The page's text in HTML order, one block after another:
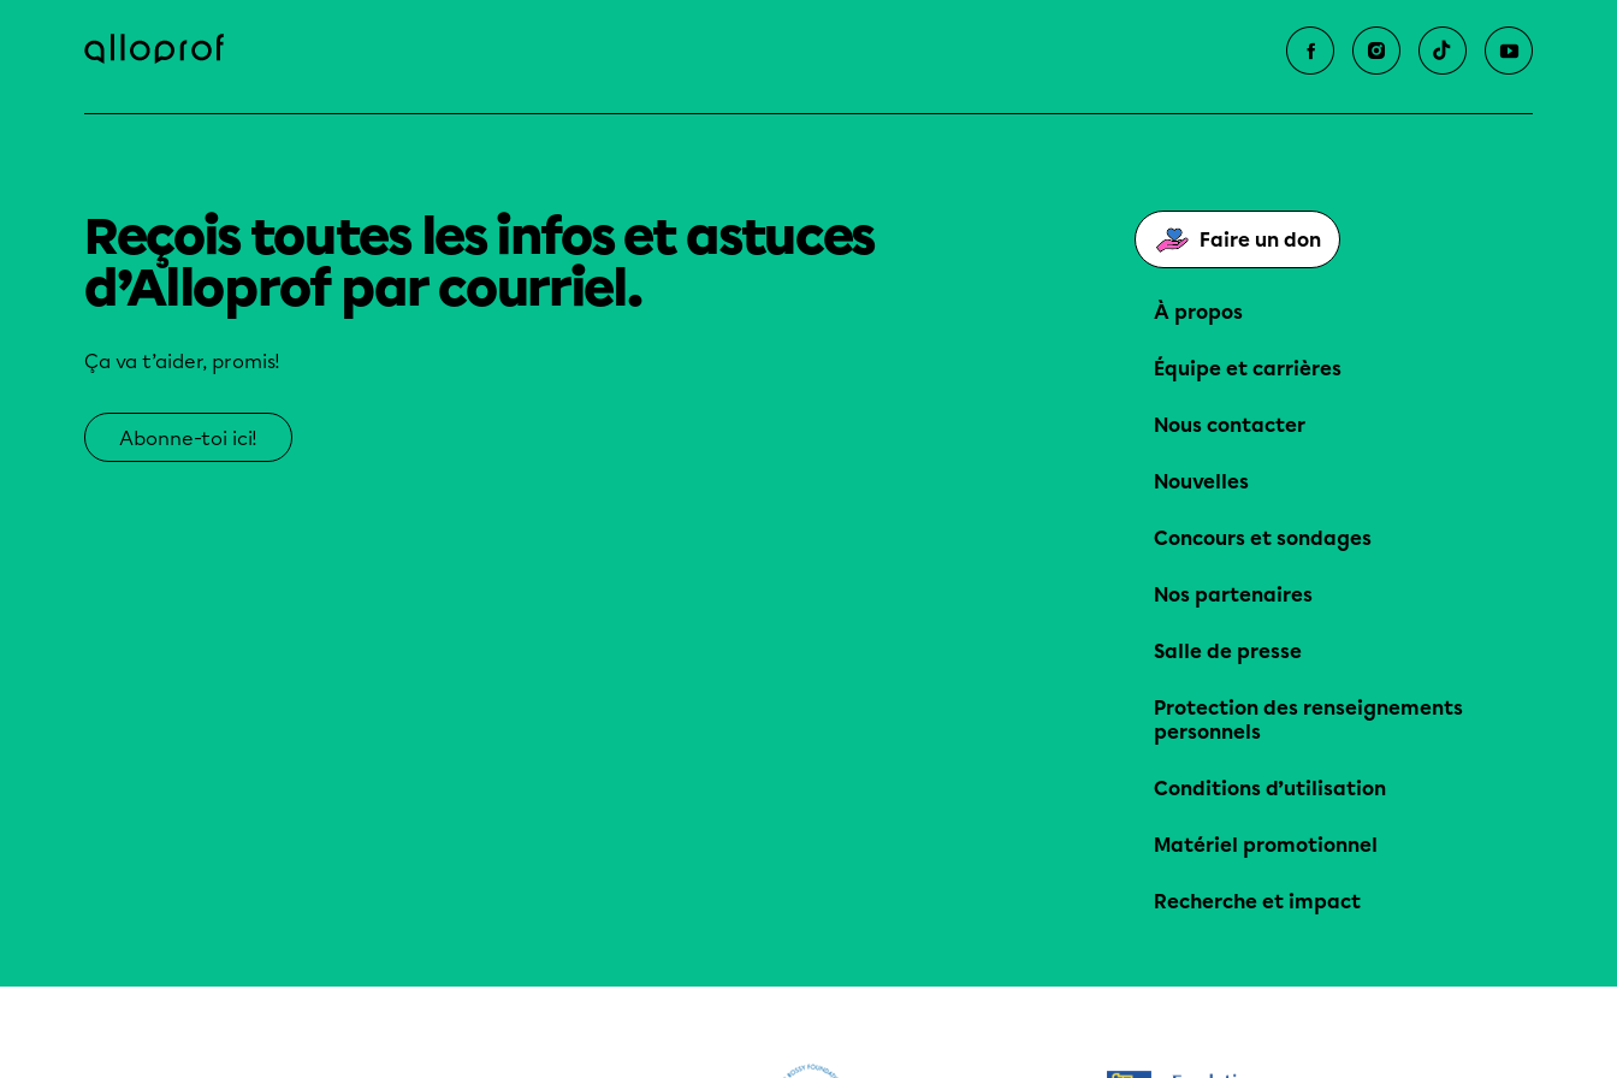
Reçois toutes les infos et astuces
d’Alloprof par courriel.
Ça va t’aider, promis!
Abonne-toi ici!
Faire un don
À propos
Équipe et carrières
Nous contacter
Nouvelles
Concours et sondages
Nos partenaires
Salle de presse
Protection des renseignements
personnels
Conditions d’utilisation
Matériel promotionnel
Recherche et impact